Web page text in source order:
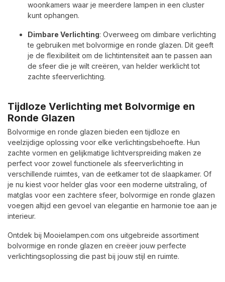
woonkamers waar je meerdere lampen in een cluster
kunt ophangen.
Dimbare Verlichting: Overweeg om dimbare verlichting
te gebruiken met bolvormige en ronde glazen. Dit geeft
je de flexibiliteit om de lichtintensiteit aan te passen aan
de sfeer die je wilt creëren, van helder werklicht tot
zachte sfeerverlichting.
Tijdloze Verlichting met Bolvormige en
Ronde Glazen
Bolvormige en ronde glazen bieden een tijdloze en
veelzijdige oplossing voor elke verlichtingsbehoefte. Hun
zachte vormen en gelijkmatige lichtverspreiding maken ze
perfect voor zowel functionele als sfeerverlichting in
verschillende ruimtes, van de eetkamer tot de slaapkamer. Of
je nu kiest voor helder glas voor een moderne uitstraling, of
matglas voor een zachtere sfeer, bolvormige en ronde glazen
voegen altijd een gevoel van elegantie en harmonie toe aan je
interieur.
Ontdek bij Mooielampen.com ons uitgebreide assortiment
bolvormige en ronde glazen en creëer jouw perfecte
verlichtingsoplossing die past bij jouw stijl en ruimte.